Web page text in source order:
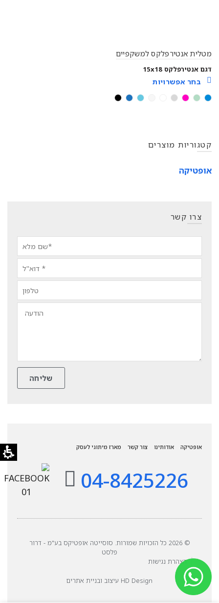
מטלית אנטירפלקס למשקפיים
דגם אנטירפלקס 15x18
בחר אפשרויות
קטגוריות מוצרים
אופטיקה
צרו קשר
אופטיקה אודותינו צור קשר מארז מיתוגי לעסק
04-8425226
© 2026 כל הזכויות שמורות. סוסייטה אופטיקס בע"מ - דרור
פלסט
הצהרת נגישות
HD Design עיצוב ובניית אתרים